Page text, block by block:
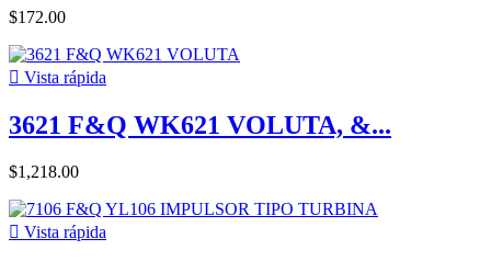
$172.00
 Vista rápida
3621 F&Q WK621 VOLUTA, &...
$1,218.00
 Vista rápida